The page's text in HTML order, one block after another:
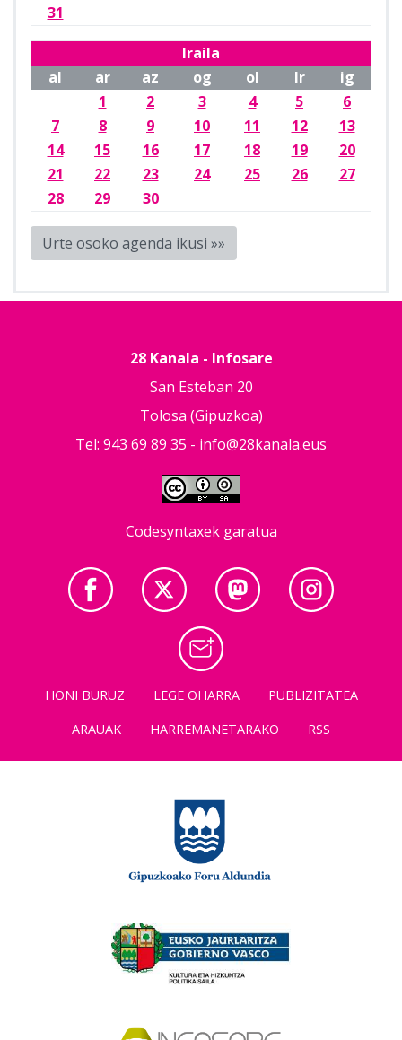
31
Iraila
al
ar az og ol lr
ig
1
2 3 4 5
6
7
8 9 10 11 12
13
14
15 16 17 18 19
20
21
22 23 24 25 26
27
28
29 30
Urte osoko agenda ikusi »»
28 Kanala - Infosare
San Esteban 20
Tolosa (Gipuzkoa)
Tel: 943 69 89 35 - info@28kanala.eus
Codesyntaxek garatua
HONI BURUZ LEGE OHARRA
PUBLIZITATEA
ARAUAK
HARREMANETARAKO RSS